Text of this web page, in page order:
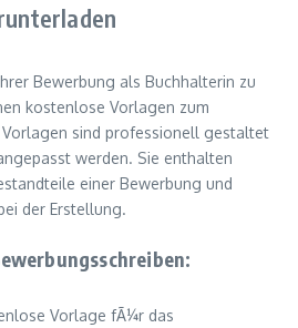
Bewerbung als Buchhalterin zu
kostenlose Vorlagen zum
sind professionell gestaltet
werden. Sie enthalten
einer Bewerbung und
der Erstellung.
Vorlage fÃ¼r das